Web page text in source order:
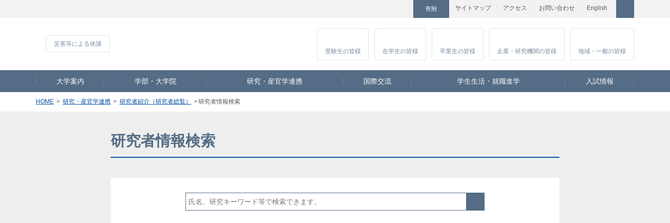
サイトマップ アクセス お問い合わせ
寄附 English
Instagram
受験生の皆様 在学生の皆様 卒業生の皆様 企業・研究機関の皆様 地域・一般の皆様
大学案内 学部・大学院 研究・産官学連携 国際交流 学生生活・就職進学 入試情報
HOME 研究・産官学連携 研究者紹介（研究者総覧） 研究者情報検索
研究者情報検索